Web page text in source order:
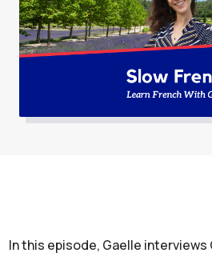
In this episode, Gaelle interviews